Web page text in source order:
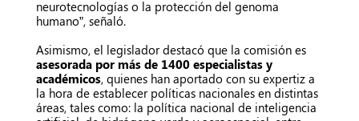
neurotecnologías o la protección del genoma
humano”, señaló.
Asimismo, el legislador destacó que la comisión es
asesorada por más de 1400 especialistas y
académicos, quienes han aportado con su expertiz a
la hora de establecer políticas nacionales en distintas
áreas, tales como: la política nacional de inteligencia